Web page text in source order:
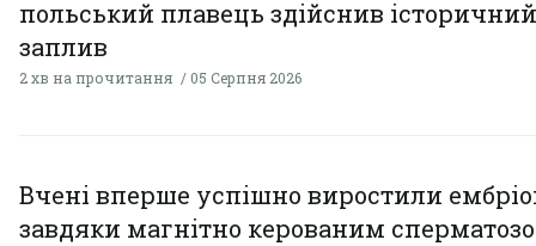
польський плавець здійснив історичний
заплив
2 хв на прочитання 05 Серпня 2026
Вчені вперше успішно виростили
завдяки магнітно керованим